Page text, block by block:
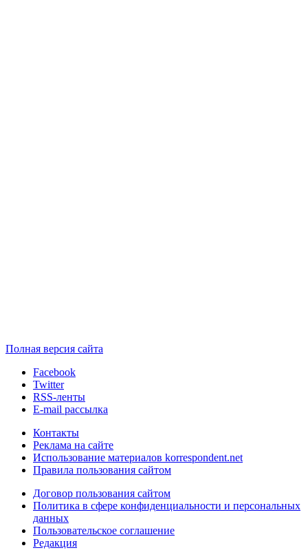
Полная версия сайта
Facebook
Twitter
RSS-ленты
E-mail рассылка
Контакты
Реклама на сайте
Использование материалов korrespondent.net
Правила пользования сайтом
Договор пользования сайтом
Политика в сфере конфиденциальности и персональных
данных
Пользовательское соглашение
Редакция